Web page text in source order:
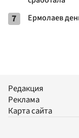
7 Ермолаев
Редакция
Реклама
Карта сайта